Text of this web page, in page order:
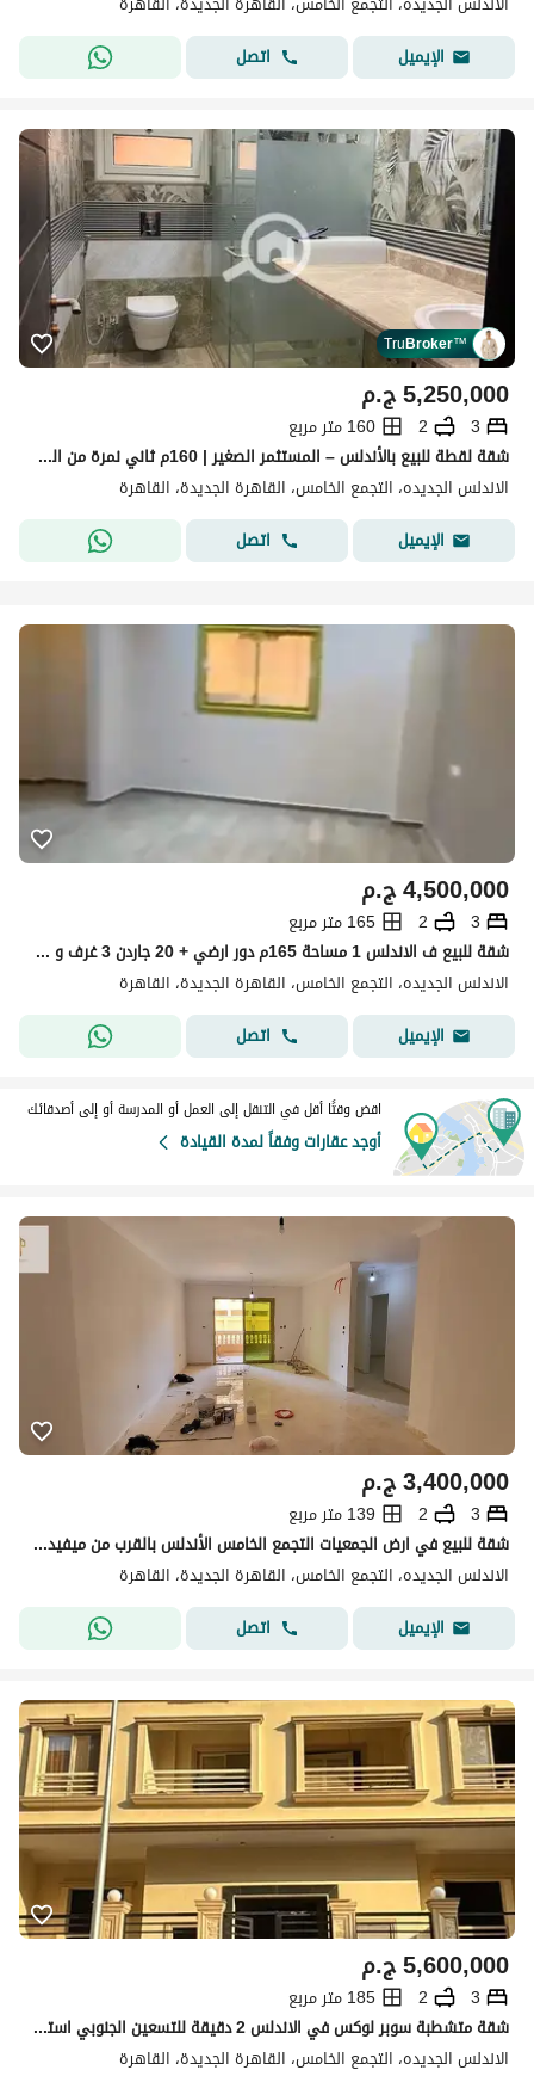
الإيميل
اتصل
TruBroker™
ج.م5,250,000
3
2
160 متر مربع
شقة لقطة للبيع بالأندلس – المستثمر الصغير | 160م ثاني نمرة من الفاصل 2/2 وقريبة من ميفيدا والتسعين الجنوبي
الاندلس الجديده، التجمع الخامس، القاهرة الجديدة، القاهرة
الإيميل
اتصل
ج.م4,500,000
3
2
165 متر مربع
شقة للبيع ف الاندلس 1 مساحة 165م دور ارضي + 20 جاردن 3 غرف و 2 حمام تشطيب مودرن لوكيشن مميز 4.5 مليون
الاندلس الجديده، التجمع الخامس، القاهرة الجديدة، القاهرة
الإيميل
اتصل
اقض وقتًا أقل في التنقل إلى العمل أو المدرسة أو إلى أصدقائك
أوجد عقارات وفقاً لمدة القيادة
ج.م3,400,000
3
2
139 متر مربع
شقة للبيع في ارض الجمعيات التجمع الخامس الأندلس بالقرب من ميفيدا ودقايق للتسعين
الاندلس الجديده، التجمع الخامس، القاهرة الجديدة، القاهرة
الإيميل
اتصل
ج.م5,600,000
3
2
185 متر مربع
شقة متشطبة سوبر لوكس في الاندلس 2 دقيقة للتسعين الجنوبي استلام فوري بالعداد عمارة ساكنه تاني بلكونه مميزة جدا
الاندلس الجديده، التجمع الخامس، القاهرة الجديدة، القاهرة